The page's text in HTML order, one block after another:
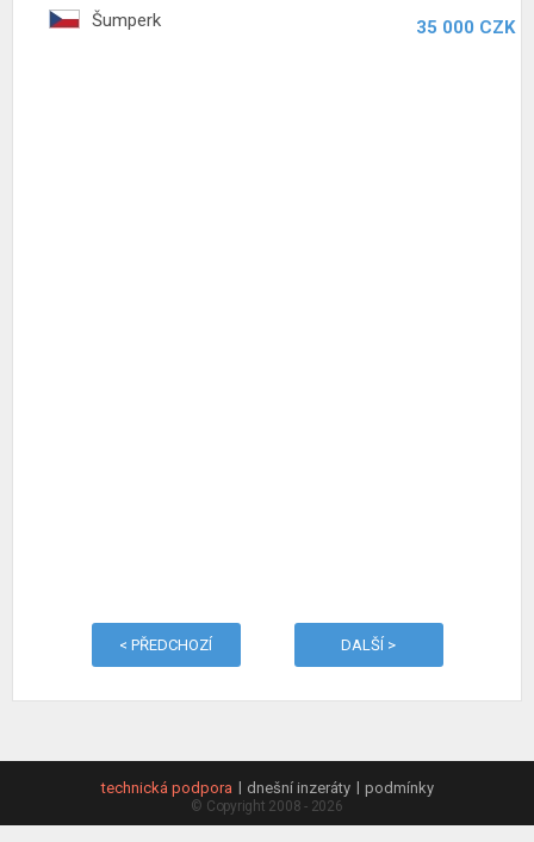
Šumperk 35 000 CZK
< PŘEDCHOZÍ DALŠÍ >
technická podpora dnešní inzeráty podmínky
© Copyright 2008 - 2026